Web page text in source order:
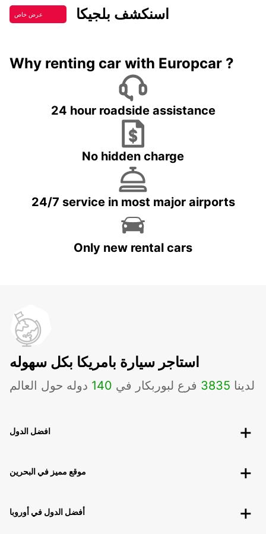
عرض خاص اسنكشف بلجيكا
Why renting car with Europcar ?
24 hour roadside assistance
No hidden charge
24/7 service in most major airports
Only new rental cars
استاجر سيارة بامريكا بكل سهوله
لدينا 3835 فرع لبوربكار في 140 دوله حول العالم
افضل الدول
موقع مميز في البحرين
أفضل الدول في أوروبا